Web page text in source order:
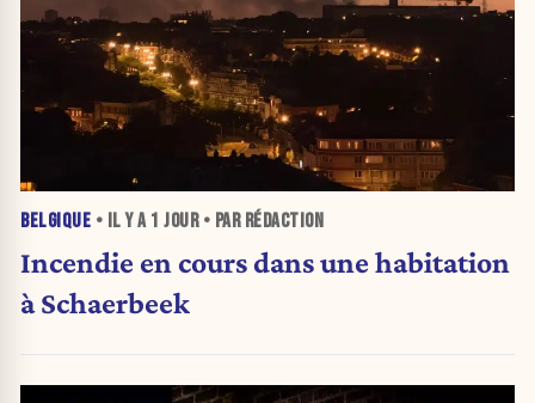
BELGIQUE • IL Y A 1 JOUR• PAR RÉDACTION
Incendie en cours dans une habitation
à Schaerbeek